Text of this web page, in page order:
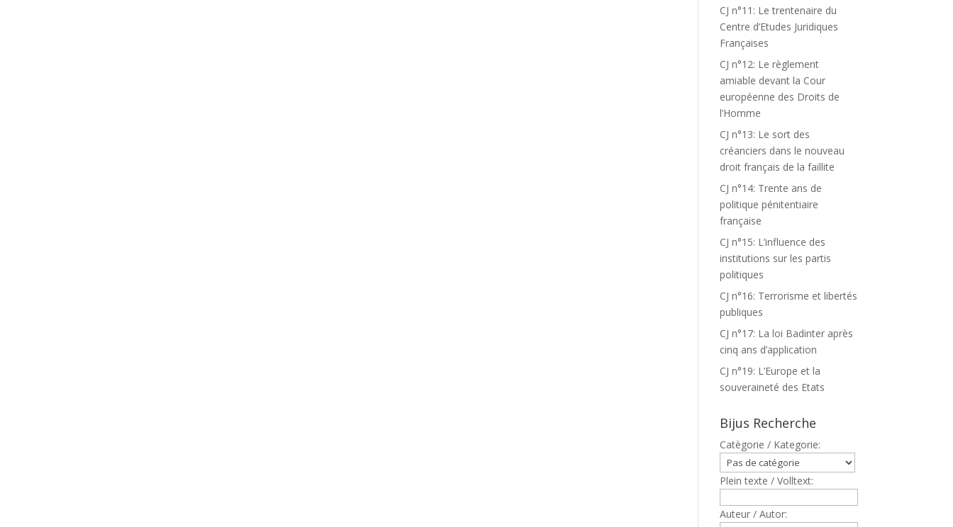
CJ n°11: Le trentenaire du
Centre d’Etudes Juridiques
Françaises
CJ n°12: Le règlement
amiable devant la Cour
européenne des Droits de
l’Homme
CJ n°13: Le sort des
créanciers dans le nouveau
droit français de la faillite
CJ n°14: Trente ans de
politique pénitentiaire
française
CJ n°15: L’influence des
institutions sur les partis
politiques
CJ n°16: Terrorisme et libertés
publiques
CJ n°17: La loi Badinter après
cinq ans d’application
CJ n°19: L’Europe et la
souveraineté des Etats
Bijus Recherche
Catègorie / Kategorie:
Plein texte / Volltext:
Auteur / Autor: